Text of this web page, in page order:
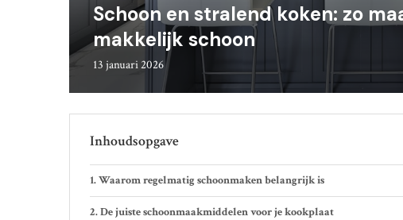
Schoon en stralend koken: zo
makkelijk schoon
13 januari 2026
Inhoudsopgave
Waarom regelmatig schoonmaken belangrijk is
De juiste schoonmaakmiddelen voor je kookplaat